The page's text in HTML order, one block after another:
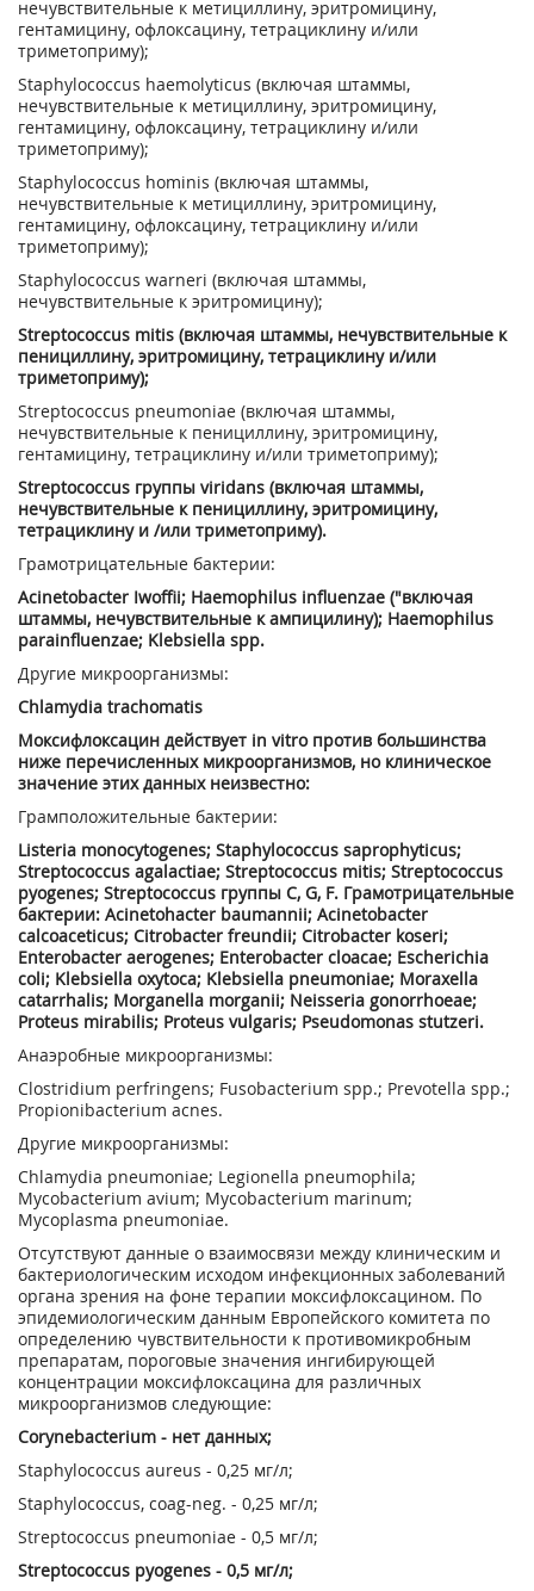
нечувствительные к метициллину, эритромицину,
гентамицину, офлоксацину, тетрациклину и/или
триметоприму);
Staphylococcus haemolyticus (включая штаммы,
нечувствительные к метициллину, эритромицину,
гентамицину, офлоксацину, тетрациклину и/или
триметоприму);
Staphylococcus hominis (включая штаммы,
нечувствительные к метициллину, эритромицину,
гентамицину, офлоксацину, тетрациклину и/или
триметоприму);
Staphylococcus warneri (включая штаммы,
нечувствительные к эритромицину);
Streptococcus mitis (включая штаммы, нечувствительные к
пенициллину, эритромицину, тетрациклину и/или
триметоприму);
Streptococcus pneumoniae (включая штаммы,
нечувствительные к пенициллину, эритромицину,
гентамицину, тетрациклину и/или триметоприму);
Streptococcus группы viridans (включая штаммы,
нечувствительные к пенициллину, эритромицину,
тетрациклину и /или триметоприму).
Грамотрицательные бактерии:
Acinetobacter Iwoffii; Haemophilus influenzae ("включая
штаммы, нечувствительные к ампицилину); Haemophilus
parainfluenzae; Klebsiella spp.
Другие микроорганизмы:
Chlamydia trachomatis
Моксифлоксацин действует in vitro против большинства
ниже перечисленных микроорганизмов, но клиническое
значение этих данных неизвестно:
Грамположительные бактерии:
Listeria monocytogenes; Staphylococcus saprophyticus;
Streptococcus agalactiae; Streptococcus mitis; Streptococcus
pyogenes; Streptococcus группы C, G, F. Грамотрицательные
бактерии: Acinetohacter baumannii; Acinetobacter
calcoaceticus; Citrobacter freundii; Citrobacter koseri;
Enterobacter aerogenes; Enterobacter cloacae; Escherichia
coli; Klebsiella oxytoca; Klebsiella pneumoniae; Moraxella
catarrhalis; Morganella morganii; Neisseria gonorrhoeae;
Proteus mirabilis; Proteus vulgaris; Pseudomonas stutzeri.
Анаэробные микроорганизмы:
Clostridium perfringens; Fusobacterium spp.; Prevotella spp.;
Propionibacterium acnes.
Другие микроорганизмы:
Chlamydia pneumoniae; Legionella pneumophila;
Mycobacterium avium; Mycobacterium marinum;
Mycoplasma pneumoniae.
Отсутствуют данные о взаимосвязи между клиническим и
бактериологическим исходом инфекционных заболеваний
органа зрения на фоне терапии моксифлоксацином. По
эпидемиологическим данным Европейского комитета по
определению чувствительности к противомикробным
препаратам, пороговые значения ингибирующей
концентрации моксифлоксацина для различных
микроорганизмов следующие:
Corynebacterium - нет данных;
Staphylococcus aureus - 0,25 мг/л;
Staphylococcus, coag-neg. - 0,25 мг/л;
Streptococcus pneumoniae - 0,5 мг/л;
Streptococcus pyogenes - 0,5 мг/л;